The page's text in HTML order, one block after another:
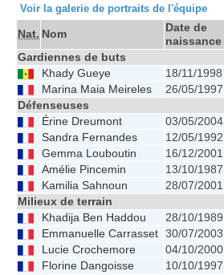
Voir la galerie de portraits de l'équipe
Nat. Nom
Date de
naissance
Gardiennes de buts
Khady Gueye
18/11/1998
Marina Maia Meireles
26/05/1997
Défenseuses
Érine Dreumont
03/05/2004
Sandra Fernandes
12/05/1992
Gemma Louboutin
16/12/2001
Amélie Pincemin
13/10/1987
Kamilia Sahnoun
28/07/2001
Milieux de terrain
Khadija Ben Haddou
28/10/1989
Emmanuelle Carrasset 30/07/2003
Lucie Crochemore
04/10/2000
Florine Dangoisse
10/10/1997